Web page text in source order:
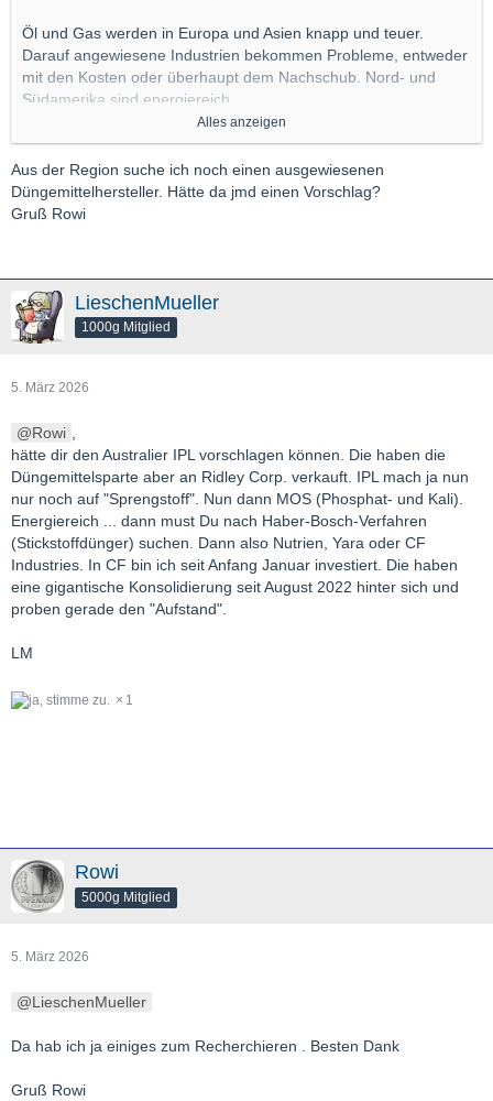
Öl und Gas werden in Europa und Asien knapp und teuer.
Darauf angewiesene Industrien bekommen Probleme, entweder
mit den Kosten oder überhaupt dem Nachschub. Nord- und
Südamerika sind energiereich.
Davon abgesehen gibt/"gab" es am Golf Raffinerien, die
Produkte und Vorprodukte für den Weltmarkt liefern.
US- und Brazil-Chemieaktien profitieren schon. Stickstoffdünger
Gruß,
GL
Alles anzeigen
Aus der Region suche ich noch einen ausgewiesenen
Düngemittelhersteller. Hätte da jmd einen Vorschlag?
Gruß Rowi
LieschenMueller
1000g Mitglied
5. März 2026
Rowi
hätte dir den Australier IPL vorschlagen können. Die haben die
Düngemittelsparte aber an Ridley Corp. verkauft. IPL mach ja nun
nur noch auf "Sprengstoff". Nun dann MOS (Phosphat- und Kali).
Energiereich ... dann must Du nach Haber-Bosch-Verfahren
(Stickstoffdünger) suchen. Dann also Nutrien, Yara oder CF
Industries. In CF bin ich seit Anfang Januar investiert. Die haben
eine gigantische Konsolidierung seit August 2022 hinter sich und
proben gerade den "Aufstand".
LM
1
Rowi
5000g Mitglied
5. März 2026
LieschenMueller
Da hab ich ja einiges zum Recherchieren . Besten Dank
Gruß Rowi